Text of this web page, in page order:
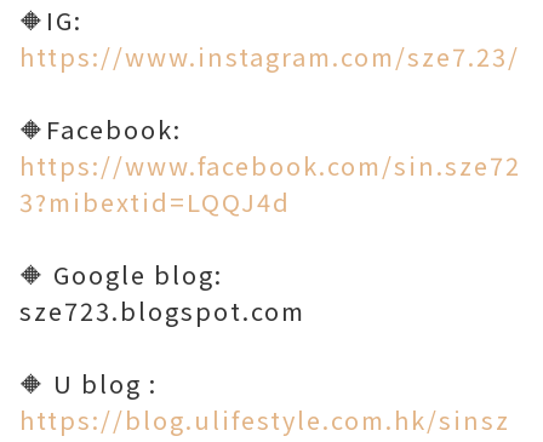
🔶IG:
https://www.instagram.com/sze7.23/
🔶Facebook:
https://www.facebook.com/sin.sze72
3?mibextid=LQQJ4d
🔶 Google blog:
sze723.blogspot.com
🔶 U blog :
https://blog.ulifestyle.com.hk/sinsz